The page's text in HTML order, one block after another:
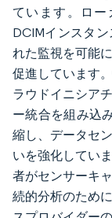
ています。ロ
DCIMインスタ
れた監視を可能
促進しています
ラウドイニシア
ー統合を組み込
縮し、データセ
いを強化してい
者がセンサーキ
続的分析のため